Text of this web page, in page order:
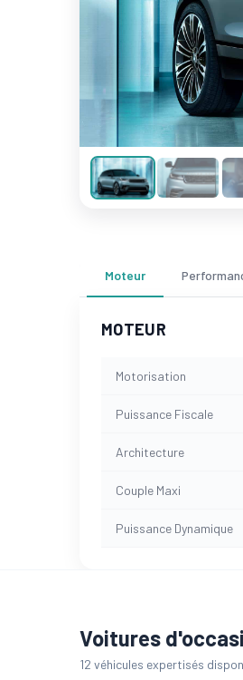
Moteur
MOTEUR
Motorisation
Puissance Fiscale
Architecture
Couple Maxi
Puissance Dynamique
Voitures
12 véhicules expertisés